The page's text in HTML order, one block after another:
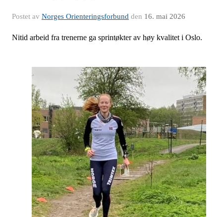
Postet av Norges Orienteringsforbund den 16. mai 2026
Nitid arbeid fra trenerne ga sprintøkter av høy kvalitet i Oslo.